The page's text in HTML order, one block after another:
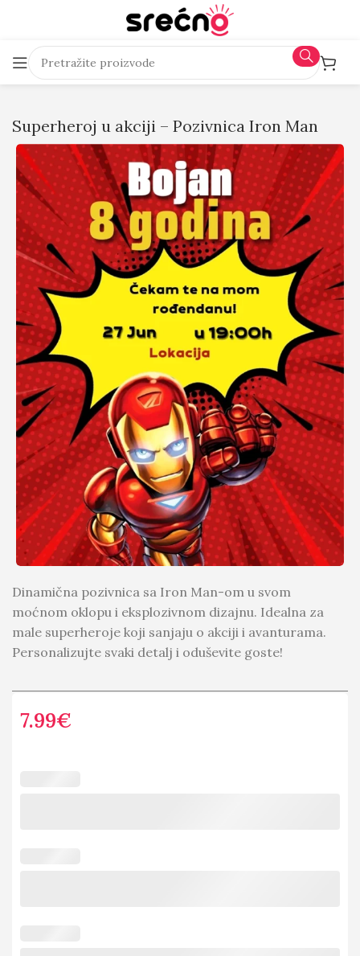
Superheroj u akciji – Pozivnica Iron Man
Dinamična pozivnica sa Iron Man-om u svom
moćnom oklopu i eksplozivnom dizajnu. Idealna za
male superheroje koji sanjaju o akciji i avanturama.
Personalizujte svaki detalj i oduševite goste!
7.99€